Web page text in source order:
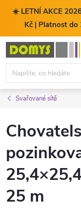
☀️ LETNÍ AKCE
Kč | Platnost do
Přejít
obsah
Svařované sítě
25 m